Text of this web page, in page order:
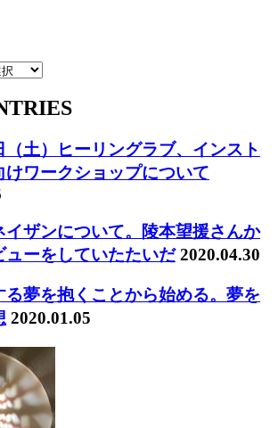
（土）ヒーリングラブ、インスト
けワークショップについて
イザンについて。陵本望援さんか
ューをしていたたいだ 2020.04.30
る夢を抱くことから始める。夢を
2020.01.05